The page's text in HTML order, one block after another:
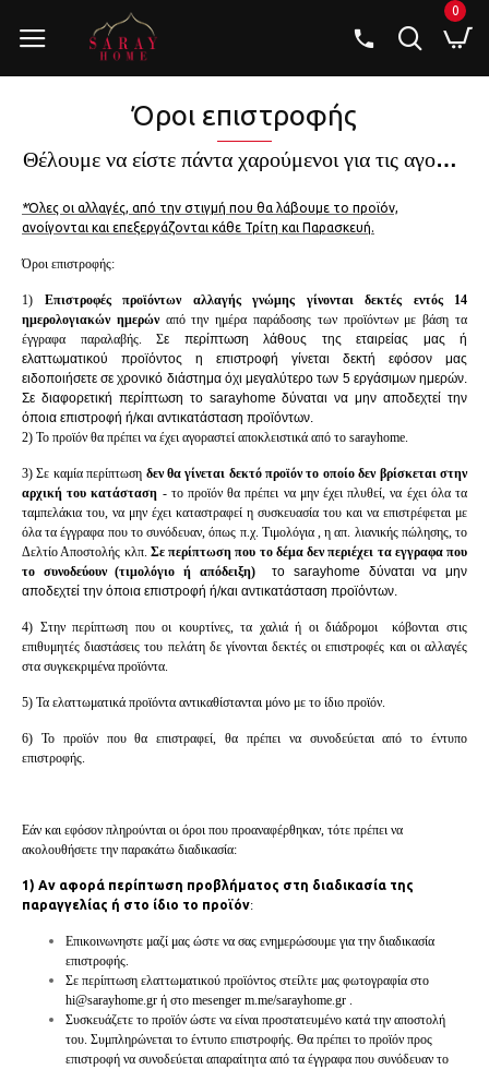
0
Όροι επιστροφής
Θέλουμε να είστε πάντα χαρούμενοι για τις αγορές σας και ακολουθούμε μια ευέλικτη πολιτική επιστροφών, σύμφωνα πάντα με την υπάρχουσα νομοθεσία αλλά και τους όρους των εταιρειών/κατασκευαστών των προϊόντων που εμπορευόμαστε. Είτε παραλάβατε κάποιο ελαττωματικό προϊόν, είτε έγινε κάποιο λάθος στην παραγγελία σας είτε δεν σας ικανοποιεί η αγορά που κάνατε, μπορείτε να ζητήσετε την αντικατάστασή του, αρκεί να πληρούνται τα παρακάτω:
*Όλες οι αλλαγές, από την στιγμή που θα λάβουμε το προϊόν,
ανοίγονται και επεξεργάζονται κάθε Τρίτη και Παρασκευή.
Όροι επιστροφής:
1) Επιστροφές προϊόντων αλλαγής γνώμης γίνονται δεκτές εντός 14
ημερολογιακών ημερώναπό την ημέρα παράδοσης των προϊόντων με βάση τα
έγγραφα παραλαβής. Σε περίπτωση λάθους της εταιρείας μας ή
ελαττωματικού προϊόντος η επιστροφή γίνεται δεκτή εφόσον μας
ειδοποιήσετε σε χρονικό διάστημα όχι μεγαλύτερο των 5 εργάσιμων ημερών.
Σε διαφορετική περίπτωση το sarayhome δύναται να μην αποδεχτεί την
όποια επιστροφή ή/και αντικατάσταση προϊόντων.
2) Το προϊόν θα πρέπει να έχει αγοραστεί αποκλειστικά από το sarayhome.
3)Σε καμία περίπτωση δεν θα γίνεται δεκτό προϊόν το οποίο δεν βρίσκεται στην
αρχική του κατάσταση - το προϊόν θα πρέπει να μην έχει πλυθεί, να έχει όλα τα
ταμπελάκια του, να μην έχει καταστραφεί η συσκευασία του και να επιστρέφεται με
όλα τα έγγραφα που το συνόδευαν, όπως π.χ. Τιμολόγια , η απ. λιανικής πώλησης, το
Δελτίο Αποστολής κλπ. Σε περίπτωση που το δέμα δεν περιέχει τα εγγραφα που
το συνοδεύουν (τιμολόγιο ή απόδειξη)
το sarayhome δύναται να μην
αποδεχτεί την όποια επιστροφή ή/και αντικατάσταση προϊόντων.
4) Στην περίπτωση που οι κουρτίνες, τα χαλιά ή οι διάδρομοι κόβονται στις
επιθυμητές διαστάσεις του πελάτη δε γίνονται δεκτές οι επιστροφές και οι αλλαγές
στα συγκεκριμένα προϊόντα.
5) Τα ελαττωματικά προϊόντα αντικαθίστανται μόνο με το ίδιο προϊόν.
6) Το προϊόν που θα επιστραφεί, θα πρέπει να συνοδεύεται από το έντυπο
επιστροφής.
Εάν και εφόσον πληρούνται οι όροι που προαναφέρθηκαν, τότε πρέπει να
ακολουθήσετε την παρακάτω διαδικασία:
1) Αν αφορά περίπτωση προβλήματος στη διαδικασία της
παραγγελίας ή στο ίδιο το προϊόν:
Επικοινωνηστε μαζί μας ώστε να σας ενημερώσουμε για την διαδικασία
επιστροφής.
Σε περίπτωση ελαττωματικού προϊόντος στείλτε μας φωτογραφία στο
hi@sarayhome.gr ή στο mesenger m.me/sarayhome.gr .
Συσκευάζετε το προϊόν ώστε να είναι προστατευμένο κατά την αποστολή
του. Συμπληρώνεται το έντυπο επιστροφής. Θα πρέπει το προϊόν προς
επιστροφή να συνοδεύεται απαραίτητα από τα έγγραφα που συνόδευαν το